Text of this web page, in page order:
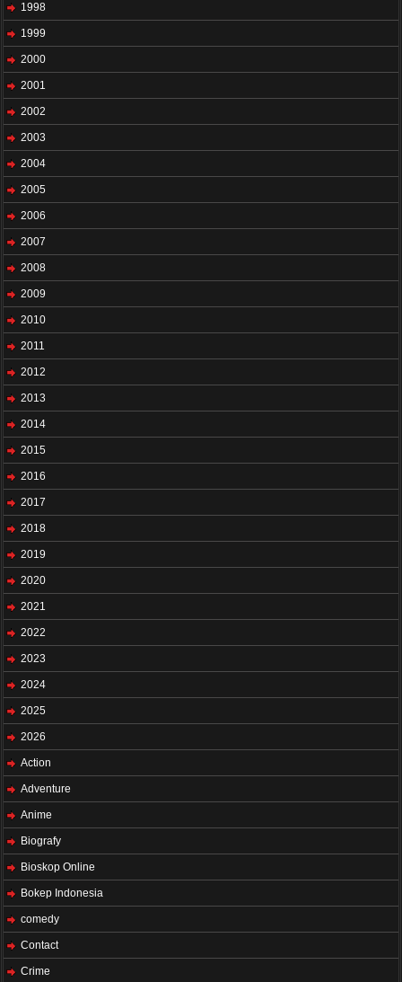
1998
1999
2000
2001
2002
2003
2004
2005
2006
2007
2008
2009
2010
2011
2012
2013
2014
2015
2016
2017
2018
2019
2020
2021
2022
2023
2024
2025
2026
Action
Adventure
Anime
Biografy
Bioskop Online
Bokep Indonesia
comedy
Contact
Crime